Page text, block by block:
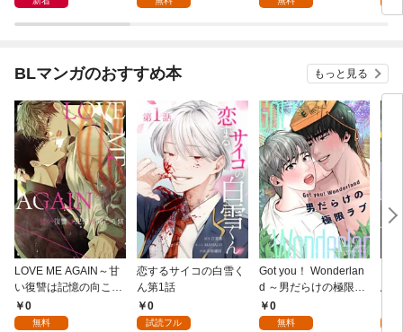
BLマンガのおすすめ本 もっと見る
LOVE ME AGAIN～甘
い復讐は記憶の向こう
側～(1)
0
無料
恋するサイコの白雪く
ん第1話
0
試読フル
Got you！ Wonderlan
d ～男だらけの極限ラ
ブ～(1)
0
無料
鳥